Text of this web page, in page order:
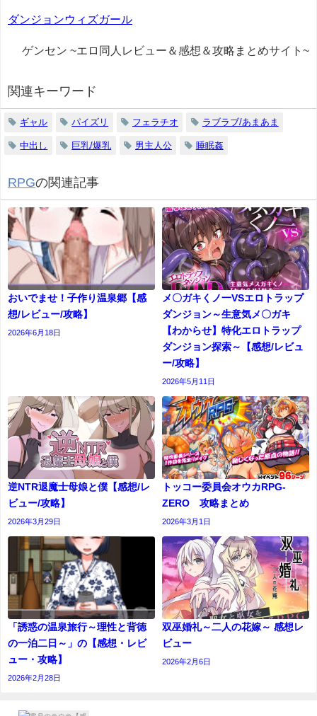
ダンジョンウィズガール
ゲンセン ~エロ同人レビュー＆感想＆攻略まとめサイト~
関連キーワード
ギャル パイズリ フェラチオ ラブラブ/あまあま
中出し 巨乳/爆乳 男主人公 睡眠姦
RPGの関連記事
おいでませ！子作り温泉郷【感
想/レビュー/攻略】
2026年6月18日
メ〇ガキくノ一VSエロトラップ
ダンジョン～生意気メ〇ガキ
【わからせ】特化エロトラップ
ダンジョン探索～【感想/レビュ
ー/攻略】
2026年5月11日
逆NTR退魔士母娘と僕【感想/レ
ビュー/攻略】
2026年3月29日
トッコー委員会オウカRPG-
ZERO 攻略まとめ
2026年3月1日
「誘惑の温泉旅行～理性と背徳
の一泊二日～」の【感想・レビ
ュー・攻略】
2026年2月28日
双巫婚礼～二人の花嫁～ 感想レ
ビュー
2026年2月6日